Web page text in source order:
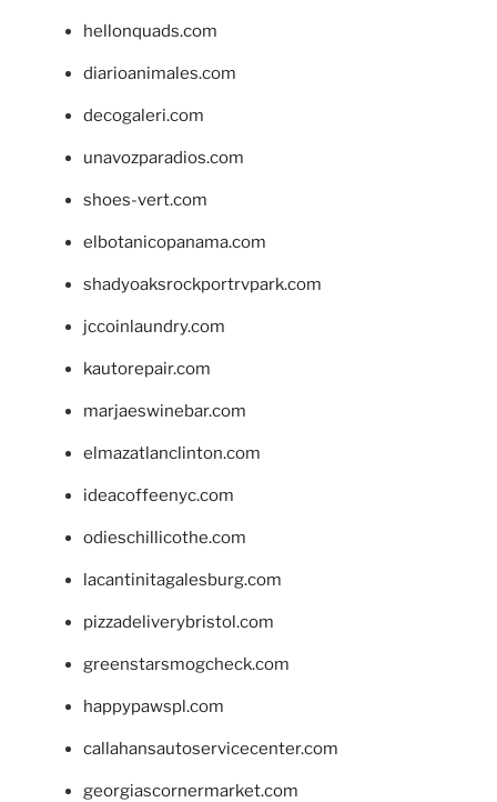
hellonquads.com
diarioanimales.com
decogaleri.com
unavozparadios.com
shoes-vert.com
elbotanicopanama.com
shadyoaksrockportrvpark.com
jccoinlaundry.com
kautorepair.com
marjaeswinebar.com
elmazatlanclinton.com
ideacoffeenyc.com
odieschillicothe.com
lacantinitagalesburg.com
pizzadeliverybristol.com
greenstarsmogcheck.com
happypawspl.com
callahansautoservicecenter.com
georgiascornermarket.com